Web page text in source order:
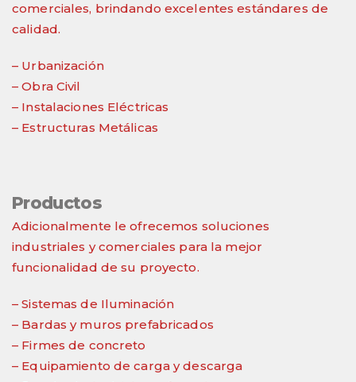
comerciales, brindando excelentes estándares de
calidad.
– Urbanización
– Obra Civil
– Instalaciones Eléctricas
– Estructuras Metálicas
Productos
Adicionalmente le ofrecemos soluciones
industriales y comerciales para la mejor
funcionalidad de su proyecto.
– Sistemas de Iluminación
– Bardas y muros prefabricados
– Firmes de concreto
– Equipamiento de carga y descarga